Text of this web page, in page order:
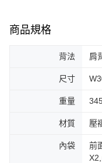
商品規格
背法 肩
尺寸
重量
材質 壓
內袋
前